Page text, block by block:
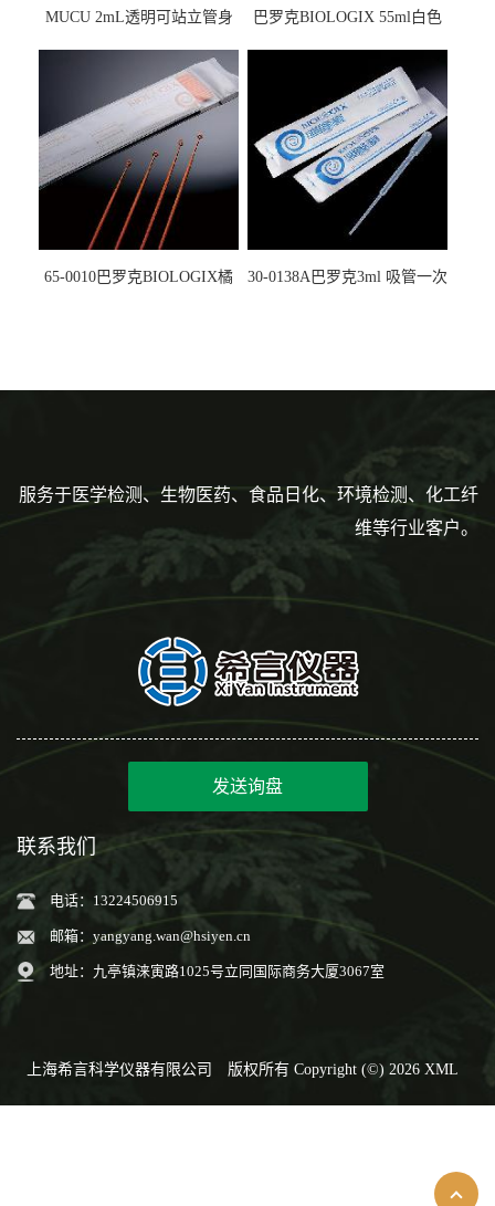
MUCU 2mL透明可站立管身
巴罗克BIOLOGIX 55ml白色
马射线灭菌25-0051
65-0010巴罗克BIOLOGIX橘
30-0138A巴罗克3ml 吸管一次
服务于医学检测、生物医药、食品日化、环境检测、化工纤
维等行业客户。
发送询盘
联系我们
电话：13224506915
邮箱： yangyang.wan@hsiyen.cn
地址：九亭镇涞寅路1025号立同国际商务大厦3067室
上海希言科学仪器有限公司 版权所有 Copyright (©) 2026 XML